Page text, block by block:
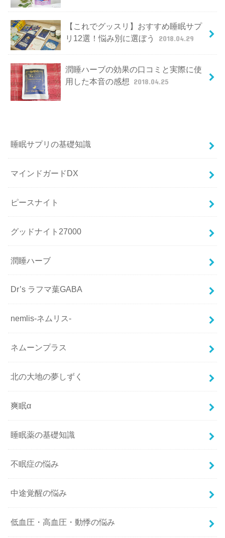
【これでグッスリ】おすすめ睡眠サプ
リ12選！悩み別に選ぼう
2018.04.29
潤睡ハーブの効果の口コミと実際に使
用した本音の感想 2018.04.25
睡眠サプリの基礎知識
マインドガードDX
ピースナイト
グッドナイト27000
潤睡ハーブ
Dr’s ラフマ葉GABA
nemlis-ネムリス-
ネムーンプラス
北の大地の夢しずく
爽眠α
睡眠薬の基礎知識
不眠症の悩み
中途覚醒の悩み
低血圧・高血圧・動悸の悩み